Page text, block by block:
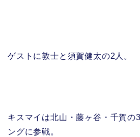
ゲストに敦士と須賀健太の2人。
キスマイは北山・藤ヶ谷・千賀の
ングに参戦。